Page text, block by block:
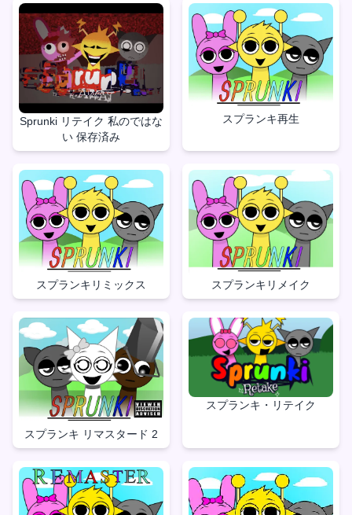
Sprunki リテイク 私のではな
い 保存済み
スプランキ再生
スプランキリミックス スプランキリメイク
スプランキ リマスタード 2
スプランキ・リテイク